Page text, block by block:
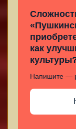
как
Напишите —